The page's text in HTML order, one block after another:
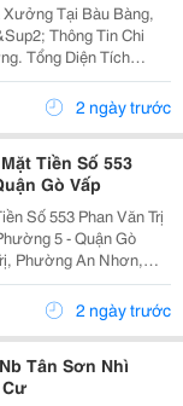
Tin Chi
Tổng Diện Tích
Diện Tích Nhà...
2 ngày trước
Tiền Số 553
Gò Vấp
Số 553 Phan Văn Trị
5 - Quận Gò
Quận Gò Vấp, Tp.hcm
- Nhà Diện Tích 4M X 25M X 5 Tầng. - Nhà...2 ngày trước
Tân Sơn Nhì